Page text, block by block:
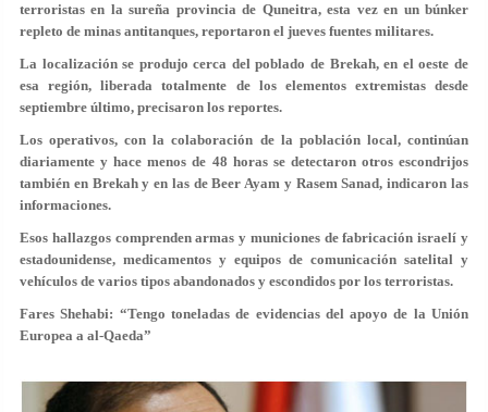
terroristas en la sureña provincia de Quneitra, esta vez en un búnker
repleto de minas antitanques, reportaron el jueves fuentes militares.
La localización se produjo cerca del poblado de Brekah, en el oeste de
esa región, liberada totalmente de los elementos extremistas desde
septiembre último, precisaron los reportes.
Los operativos, con la colaboración de la población local, continúan
diariamente y hace menos de 48 horas se detectaron otros escondrijos
también en Brekah y en las de Beer Ayam y Rasem Sanad, indicaron las
informaciones.
Esos hallazgos comprenden armas y municiones de fabricación israelí y
estadounidense, medicamentos y equipos de comunicación satelital y
vehículos de varios tipos abandonados y escondidos por los terroristas.
Fares Shehabi: “Tengo toneladas de evidencias del apoyo de la Unión
Europea a al-Qaeda”